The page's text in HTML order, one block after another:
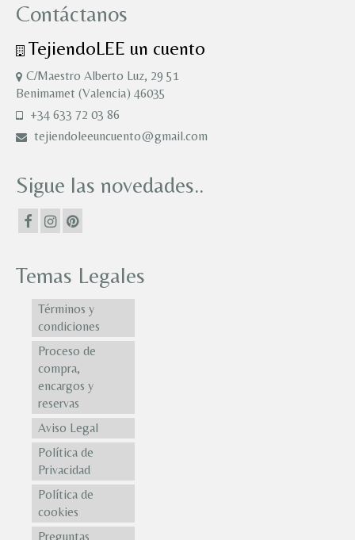
Contáctanos
TejiendoLEE un cuento
C/Maestro Alberto Luz, 29 51
Benimamet (Valencia) 46035
+34 633 72 03 86
tejiendoleeuncuento@gmail.com
Sigue las novedades..
Temas Legales
Términos y
condiciones
Proceso de
compra,
encargos y
reservas
Aviso Legal
Política de
Privacidad
Política de
cookies
Preguntas